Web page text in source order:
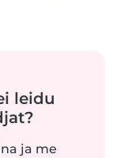
leidu
ja me